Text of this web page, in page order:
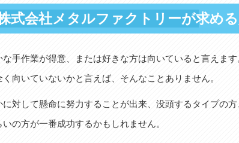
式会社メタルファクトリーが求め
な手作業が得意、または好きな方は向いていると言えま
く向いていないかと言えば、そんなことありません。
に対して懸命に努力することが出来、没頭するタイプの
いの方が一番成功するかもしれません。